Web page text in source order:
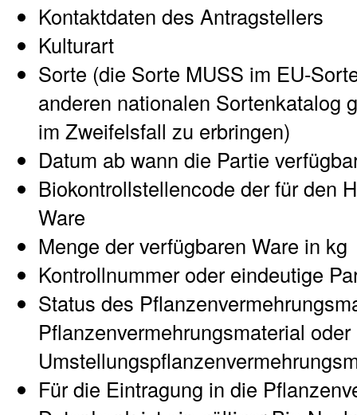
Kontaktdaten des Antragstellers
Kulturart
Sorte (die Sorte MUSS im EU-
anderen nationalen Sortenkatalog
im Zweifelsfall zu erbringen)
Datum ab wann die Partie
Biokontrollstellencode der für den
Ware
Menge der verfügbaren Ware in kg
Kontrollnummer oder eindeutige
Status des
Pflanzenvermehrungsmaterial oder
Für die Eintragung in die